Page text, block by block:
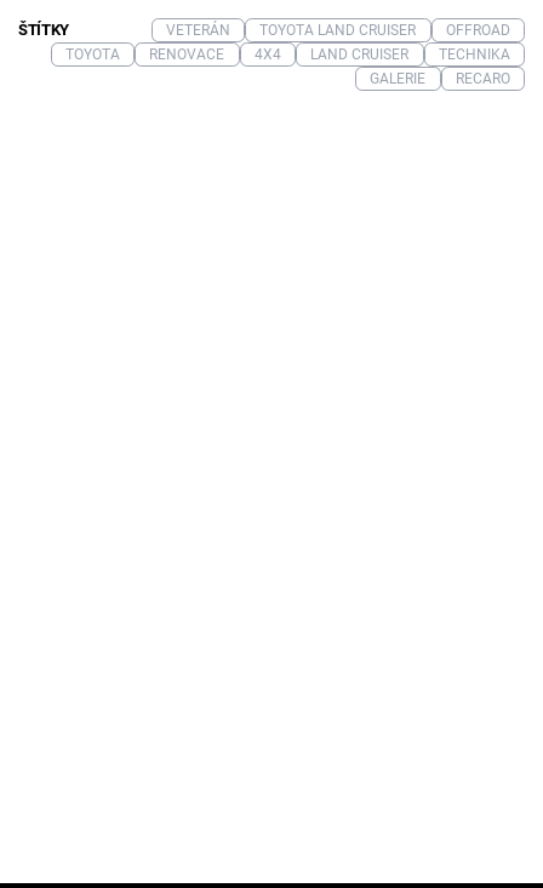
ŠTÍTKY VETERÁN TOYOTA LAND CRUISER
OFFROAD
TOYOTA
RENOVACE 4X4 LAND CRUISER
TECHNIKA
GALERIE
RECARO